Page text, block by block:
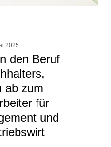
dem
Betriebswirt
2025
den Beruf
ab zum
für
und